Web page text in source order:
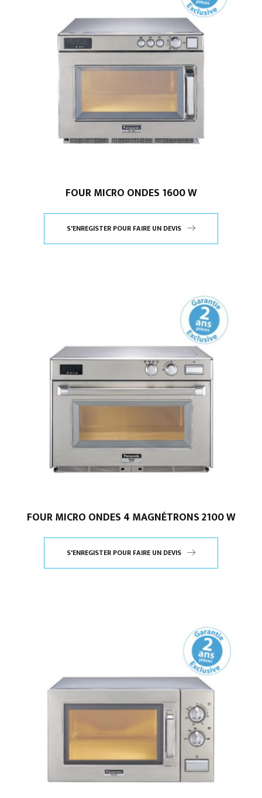
FOUR MICRO ONDES 1600 W
S'ENREGISTER POUR FAIRE UN DEVIS
FOUR MICRO ONDES 4 MAGNÉTRONS 2100 W
S'ENREGISTER POUR FAIRE UN DEVIS